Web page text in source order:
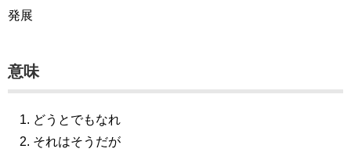
発展
意味
どうとでもなれ
それはそうだが